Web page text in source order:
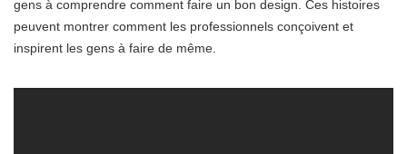
gens à comprendre comment faire un bon design. Ces histoires
peuvent montrer comment les professionnels conçoivent et
inspirent les gens à faire de même.